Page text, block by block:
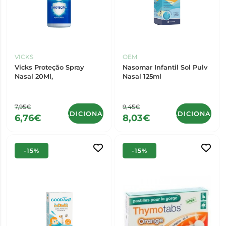
VICKS
Vicks Proteção Spray
Nasal 20Ml,
7,95€
6,76€ ADICIONAR
OEM
Nasomar Infantil Sol Pulv
Nasal 125ml
9,45€
8,03€ ADICIONAR
-15% -15%